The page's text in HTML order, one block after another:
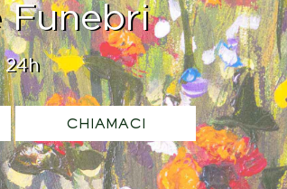
Funebri
24h
CHIAMACI